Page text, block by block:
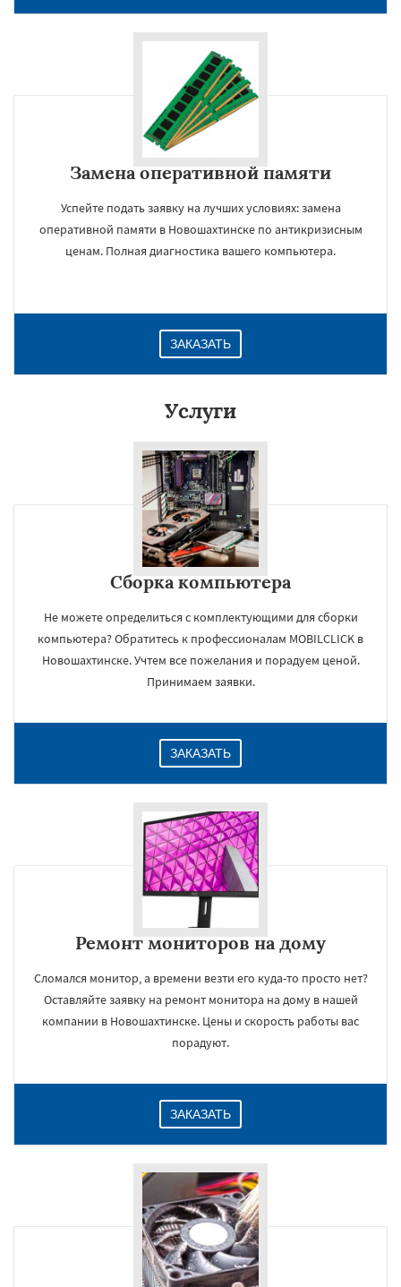
Замена оперативной памяти
Успейте подать заявку на лучших условиях: замена
оперативной памяти в Новошахтинске по антикризисным
ценам. Полная диагностика вашего компьютера.
ЗАКАЗАТЬ
Услуги
Сборка компьютера
Не можете определиться с комплектующими для сборки
компьютера? Обратитесь к профессионалам MOBILCLICK в
Новошахтинске. Учтем все пожелания и порадуем ценой.
Принимаем заявки.
ЗАКАЗАТЬ
Ремонт мониторов на дому
Сломался монитор, а времени везти его куда-то просто нет?
Оставляйте заявку на ремонт монитора на дому в нашей
компании в Новошахтинске. Цены и скорость работы вас
порадуют.
ЗАКАЗАТЬ
×
Даю согласие на обработку персональных данных